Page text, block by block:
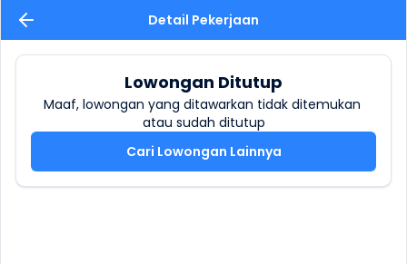
Detail Pekerjaan
Lowongan Ditutup
Maaf, lowongan yang ditawarkan tidak ditemukan
atau sudah ditutup
Cari Lowongan Lainnya